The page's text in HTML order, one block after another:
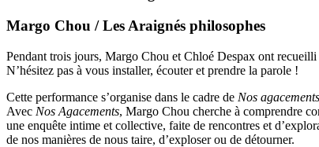
Margo Chou / Les Araignés philosophes
Pendant trois jours, Margo Chou et Chloé Despax ont
N’hésitez pas à vous installer, écouter et prendre la parole !
Cette performance s’organise dans le cadre de Nos agacements
Avec Nos Agacements, Margo Chou cherche à comprendre
une enquête intime et collective, faite de rencontres et
de nos manières de nous taire, d’exploser ou de détourner.